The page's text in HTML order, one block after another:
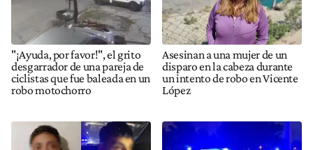
"¡Ayuda, por favor!", el grito
desgarrador de una pareja de
ciclistas que fue baleada en un
robo motochorro
Asesinan a una mujer de un
disparo en la cabeza durante
un intento de robo en Vicente
López